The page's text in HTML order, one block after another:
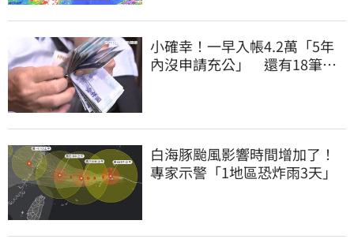
小確幸！一早入帳4.2萬「5年
內沒申請充公」 還有18筆錢
白海豚颱風影響時間增加了！
專家示警「1地區恐炸雨3天」